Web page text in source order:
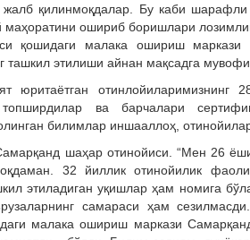
жалб қилинмоқдалар. Бу каби
маҳоратини ошириб боришлари
қошидаги малака ошириш
ташкил этилиши айнан мақсадга
юритаётган отинлойиларимизнинг
ва барчалари
билимлар иншааллоҳ,
шаҳар отинойиси. “Мен 26
32 йиллик отинойилик
этиладиган уқишлар ҳам номига
самараси ҳам
малака ошириш маркази